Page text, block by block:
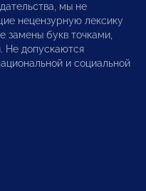
мы не
нецензурную лексику
замены букв точками,
Не допускаются
и социальной